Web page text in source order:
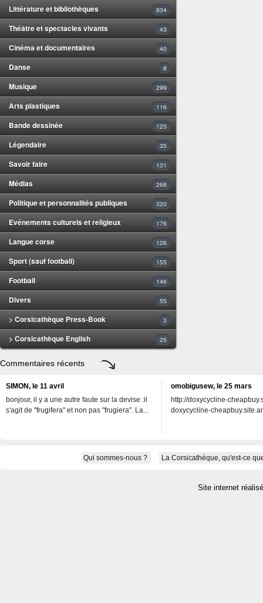
Littérature et bibliothèques 834
Théâtre et spectacles vivants 43
Cinéma et documentaires 40
Danse 8
Musique 299
Arts plastiques 116
Bande dessinée 125
Légendaire 35
Savoir faire 131
Médias 268
Politique et personnalités publiques 320
Evénements culturels et religieux 176
Langue corse 126
Sport (sauf football) 155
Football 146
Divers 55
> Corsicathèque Press-Book 3
> Corsicathèque English 25
Commentaires récents
SIMON, le 11 avril
bonjour, il y a une autre faute sur la devise :il
s'agit de "frugifera" et non pas "frugiera". La...
omobigusew, le 25 mars
http://doxycycline-
doxycycline-
Qui sommes-nous ? La Corsicathèque, qu'est-ce
Site internet